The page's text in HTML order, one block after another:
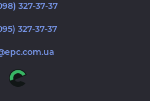
327-37-37
327-37-37